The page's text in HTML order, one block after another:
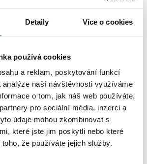
Detaily Více o cookies
používá cookies
a reklam, poskytování funkcí
analýze naší návštěvnosti využíváme
o tom, jak náš web používáte,
pro sociální média, inzerci a
údaje mohou zkombinovat s
které jste jim poskytli nebo které
že používáte jejich služby.
Více článků